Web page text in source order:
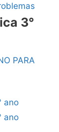
3°
PARA
ano
ano